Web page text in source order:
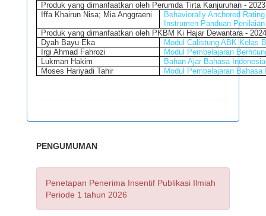
Produk yang dimanfaatkan oleh Perumda Tirta Kanjuruhan - 2023
Iffa Khairun Nisa; Mia Anggraeni
Behaviorally Anchored
Instrumen Panduan
Produk yang dimanfaatkan oleh PKBM Ki Hajar Dewantara -
Dyah Bayu Eka
Modul Calistung ABK Kelas
Irgi Ahmad Fahrozi
Modul Pembelajaran
Lukman Hakim
Bahan Ajar Bahasa
Moses Hariyadi Tahir
Modul Pembelajaran
PENGUMUMAN
Penetapan Penerima Insentif Publikasi Ilmiah
Periode 1 tahun 2026